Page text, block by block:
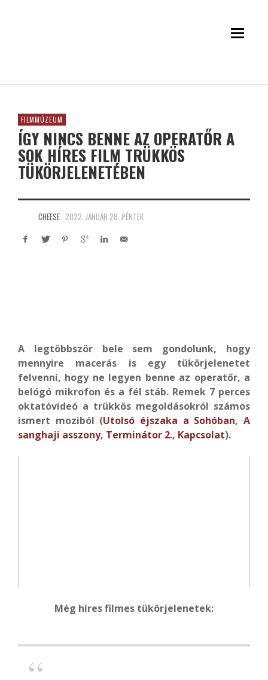
FILMMÚZEUM
ÍGY NINCS BENNE AZ OPERATŐR A
SOK HÍRES FILM TRÜKKÖS
TÜKÖRJELENETÉBEN
CHEESE 2022. JANUÁR 28. PÉNTEK
A legtöbbször bele sem gondolunk, hogy
mennyire macerás is egy tükörjelenetet
felvenni, hogy ne legyen benne az operatőr, a
belógó mikrofon és a fél stáb. Remek 7 perces
oktatóvideó a trükkös megoldásokról számos
ismert moziból (Utolsó éjszaka a Sohóban,A
sanghaji asszony, Terminátor 2., Kapcsolat).
Még híres filmes tükörjelenetek: